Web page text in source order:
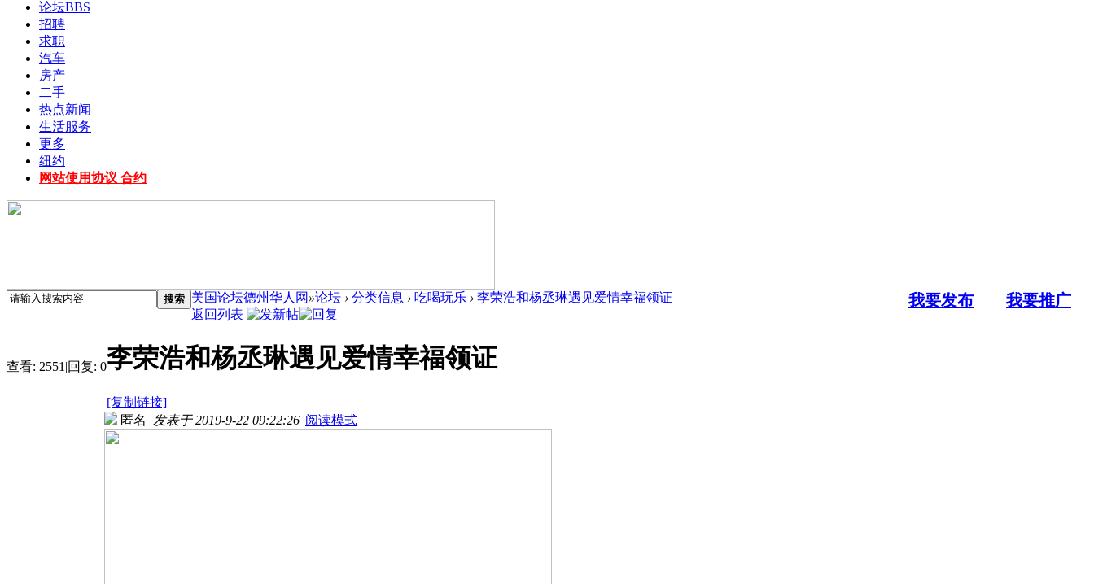
论坛BBS
招聘
求职
汽车
房产
二手
热点新闻
生活服务
更多
纽约
网站使用协议 合约
搜索 我要发布 我要推广
美国论坛德州华人网 »论坛 › 分类信息 › 吃喝玩乐 › 李荣浩和杨丞琳遇见爱情幸福领证
返回列表
查看: 2551 |回复: 0李荣浩和杨丞琳遇见爱情幸福领证
[复制链接]
匿名 发表于 2019-9-22 09:22:26 |阅读模式